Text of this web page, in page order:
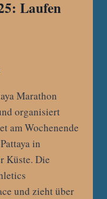
Laufen
Marathon
organisiert
am Wochenende
in
Küste. Die
und zieht über